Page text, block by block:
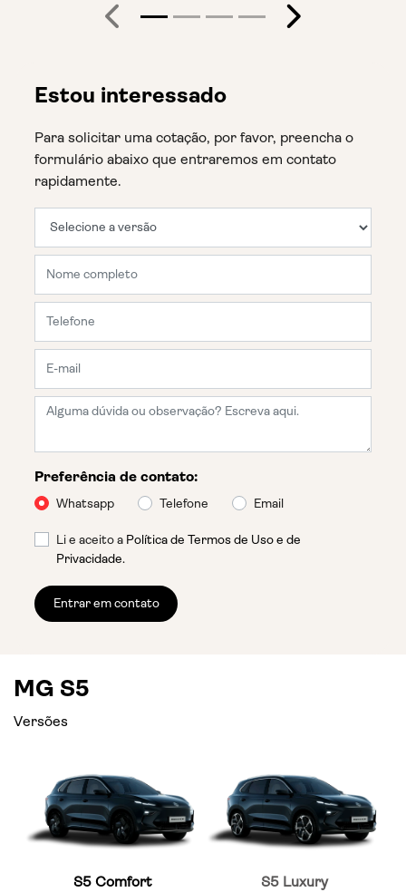
Estou interessado
Para solicitar uma cotação, por favor, preencha o
formulário abaixo que entraremos em contato
rapidamente.
Preferência de contato:
Whatsapp Telefone Email
Li e aceito a Política de Termos de Uso e de
Privacidade.
Entrar em contato
Anterior Próximo
MG S5
Versões
S5 Comfort S5 Luxury